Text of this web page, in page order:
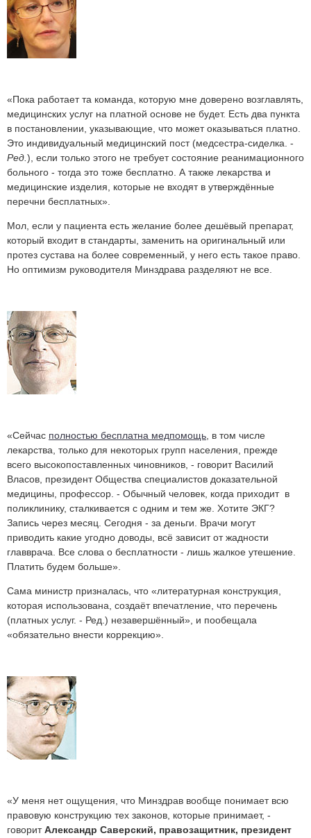
«Пока работает та команда, которую мне доверено возглавлять,
медицинских услуг на платной основе не будет. Есть два пункта
в по­становлении, указывающие, что может оказываться платно.
Это индивидуальный медицинский пост (медсестра-сиделка. -
Ред. ), если только этого не требует состояние реанимационного
больного - тогда это тоже бесплатно. А также лекарства и
медицинские изделия, которые не входят в утверждённые
перечни бесплатных».
Мол, если у пациента есть желание более дешёвый препарат,
который входит в стандарты, заменить на оригинальный или
протез сустава на более современный, у него есть такое право.
Но оптимизм руководителя Минздрава разделяют не все.
«Сейчас полностью бесплатна медпомощь , в том числе
лекарства, только для некоторых групп населения, прежде
всего высокопоставленных чиновников, - говорит Василий
Власов, президент Общества специалистов доказательной
медицины, профессор. - Обычный человек, когда приходит в
поликлинику, сталкивается с одним и тем же. Хотите ЭКГ?
Запись через месяц. Сегодня - за деньги. Врачи могут
приводить какие угодно доводы, всё зависит от жадности
главврача. Все слова о бесплатности - лишь жалкое утешение.
Платить будем больше».
Сама министр призналась, что «литературная конструкция,
которая использована, создаёт впечатление, что перечень
(платных услуг. - Ред.) незавершённый», и пообещала
«обязательно внести коррекцию».
«У меня нет ощущения, что Минздрав вообще понимает всю
правовую конструкцию тех законов, которые принимает, -
говоритАлександр Саверский, правозащитник, президент